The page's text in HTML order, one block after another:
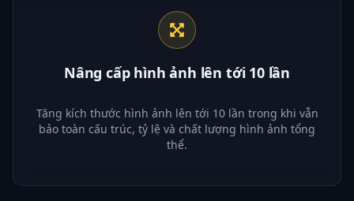
Nâng cấp hình ảnh lên tới 10 lần
Tăng kích thước hình ảnh lên tới 10 lần trong khi vẫn
bảo toàn cấu trúc, tỷ lệ và chất lượng hình ảnh tổng
thể.